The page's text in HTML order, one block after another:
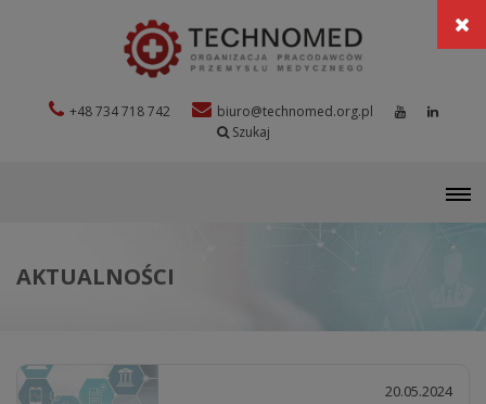
+48 734 718 742
biuro@technomed.org.pl
Szukaj
AKTUALNOŚCI
20.05.2024